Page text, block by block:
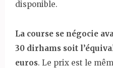
disponible.
La course se négocie
30 dirhams soit
euros. Le prix est le